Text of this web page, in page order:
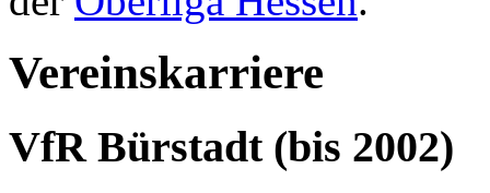
Vereinskarriere
VfR Bürstadt (bis 2002)